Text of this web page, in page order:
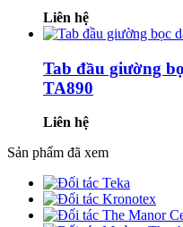
Liên hệ
Tab đầu giường
TA890
Liên hệ
Sản phẩm đã xem